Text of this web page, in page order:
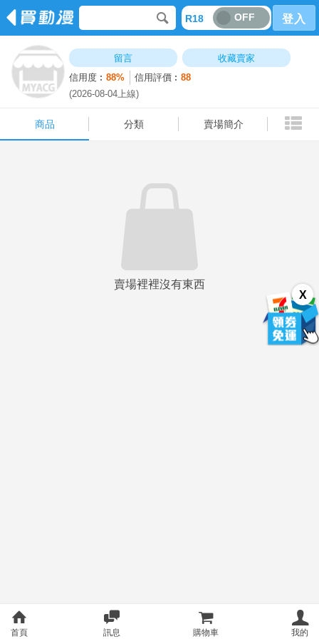
R18 OFF 登入
留言
收藏賣家
信用度︰88% 信用評價︰88
(2026-08-04上線)
商品 分類 賣場簡介
X
賣場裡裡沒有東西
商品 分類 賣場簡介
首頁 訊息 購物車 我的